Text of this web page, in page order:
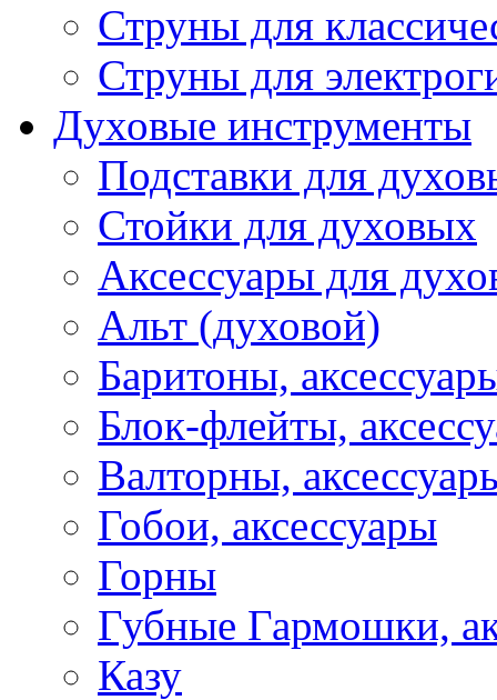
Струны для
Струны для
Духовые инструменты
Подставки для
Стойки для духовых
Аксессуары для
Альт (духовой)
Баритоны,
Блок-флейты,
Валторны,
Гобои, аксессуары
Горны
Губные Гармошки,
Казу